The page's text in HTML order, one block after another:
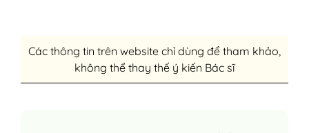
Các thông tin trên website chỉ dùng để tham khảo,
không thể thay thế ý kiến Bác sĩ